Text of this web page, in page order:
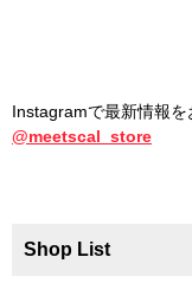
Instagramで最新情報を
@meetscal_store
Shop List